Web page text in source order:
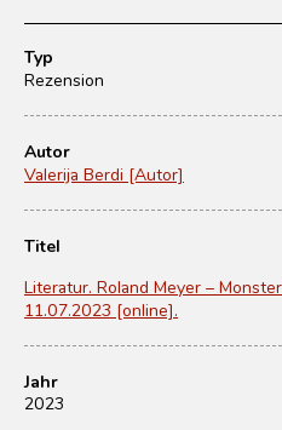
Typ
Rezension
Autor
Valerija Berdi [Autor]
Titel
Literatur. Roland Meyer –
11.07.2023 [online].
Jahr
2023